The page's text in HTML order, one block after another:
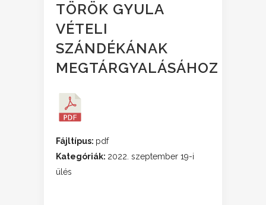
TÖRÖK GYULA
VÉTELI
SZÁNDÉKÁNAK
MEGTÁRGYALÁSÁHOZ
Fájltípus: pdf
Kategóriák: 2022. szeptember 19-i
ülés